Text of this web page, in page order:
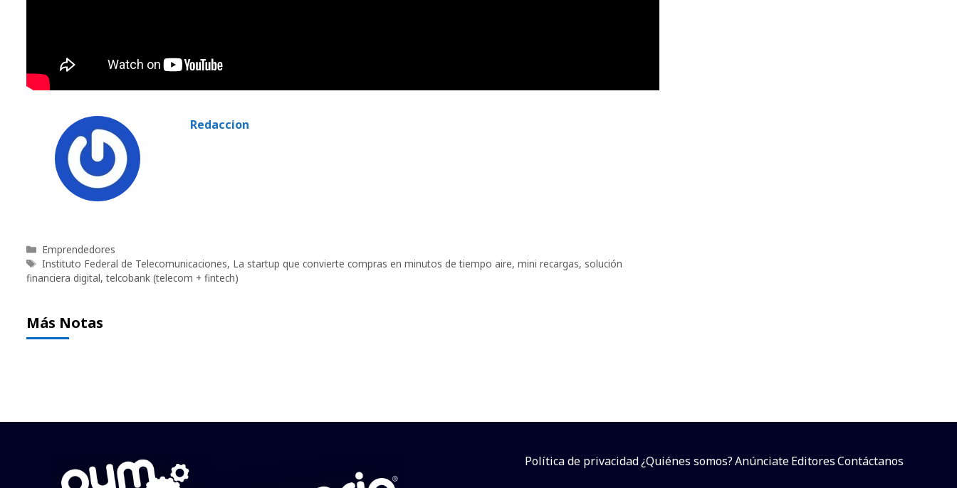
Redaccion
Categorías
Emprendedores
Etiquetas
Instituto Federal de Telecomunicaciones, La startup que convierte compras en minutos de tiempo aire, mini recargas, solución
financiera digital,telcobank (telecom + fintech)
Más Notas
Política de privacidad¿Quiénes somos?AnúnciateEditoresContáctanos